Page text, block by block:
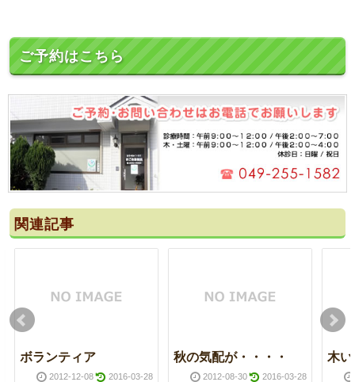
ご予約はこちら
関連記事
ボランティア
2012-12-08 2016-03-28
秋の気配が・・・・
2012-08-30 2016-03-28
木